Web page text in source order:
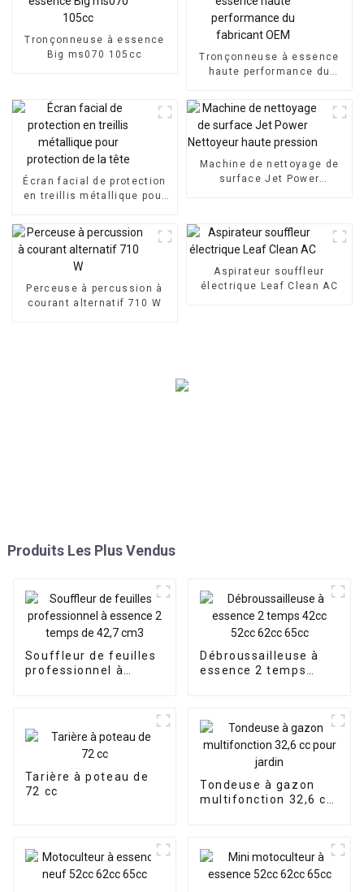
Tronçonneuse à essence
Big ms070 105cc
Tronçonneuse à essence
haute performance du
Écran facial de protection
en treillis métallique pour
Machine de nettoyage de
surface Jet Power
Perceuse à percussion à
courant alternatif 710 W
Aspirateur souffleur
électrique Leaf Clean AC
Produits Les Plus Vendus
Souffleur de feuilles
professionnel à
Débroussailleuse à
essence 2 temps
Tarière à poteau de
72 cc
Tondeuse à gazon
multifonction 32,6 cc